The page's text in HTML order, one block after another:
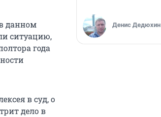
данном
ситуацию,
года
в суд, о
дело в
Денис Дедюхин